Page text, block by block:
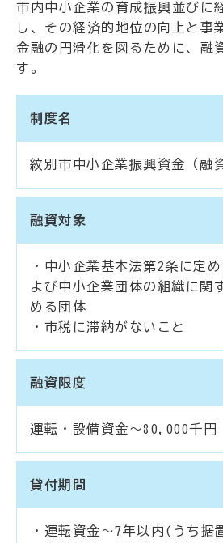
市内中小企業の育成振興並びに
し、その経済的地位の向上と事
金融の円滑化を図るために、融
す。
制度名
紋別市中小企業振興資金（融
融資対象
・中小企業基本法第2条に定
よび中小企業団体の組織に関
める団体
・市税に滞納がないこと
融資限度
運転・設備資金～80,000千円
貸付期間
・運転資金～7年以内(うち据